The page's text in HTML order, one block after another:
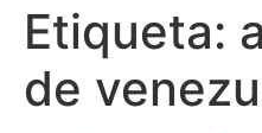
Etiqueta:
de